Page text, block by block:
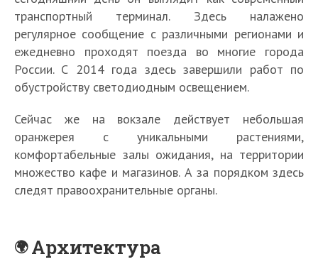
транспортный терминал. Здесь налажено
регулярное сообщение с различными регионами и
ежедневно проходят поезда во многие города
России. С 2014 года здесь завершили работ по
обустройству светодиодным освещением.
Сейчас же на вокзале действует небольшая
оранжерея с уникальными растениями,
комфортабельные залы ожидания, на территории
множество кафе и магазинов. А за порядком здесь
следят правоохранительные органы.
Архитектура